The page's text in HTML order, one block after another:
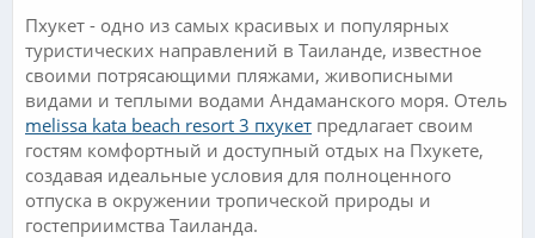
Пхукет - одно из самых красивых и популярных
туристических направлений в Таиланде, известное
своими потрясающими пляжами, живописными
видами и теплыми водами Андаманского моря. Отель
melissa kata beach resort 3 пхукет предлагает своим
гостям комфортный и доступный отдых на Пхукете,
создавая идеальные условия для полноценного
отпуска в окружении тропической природы и
гостеприимства Таиланда.